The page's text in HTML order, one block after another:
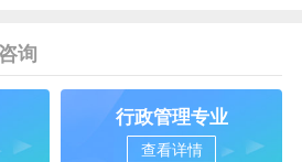
询
行政管理专业
查看详情